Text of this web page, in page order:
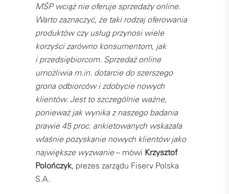
MŚP wciąż nie oferuje sprzedaży online.
Warto zaznaczyć, że taki rodzaj oferowania
produktów czy usług przynosi wiele
korzyści zarówno konsumentom, jak
i przedsiębiorcom. Sprzedaż online
umożliwia m.in. dotarcie do szerszego
grona odbiorców i zdobycie nowych
klientów. Jest to szczególnie ważne,
ponieważ jak wynika z naszego badania
prawie 45 proc. ankietowanych wskazała
właśnie pozyskanie nowych klientów jako
największe wyzwanie– mówi Krzysztof
Polończyk, prezes zarządu Fiserv Polska
S.A.